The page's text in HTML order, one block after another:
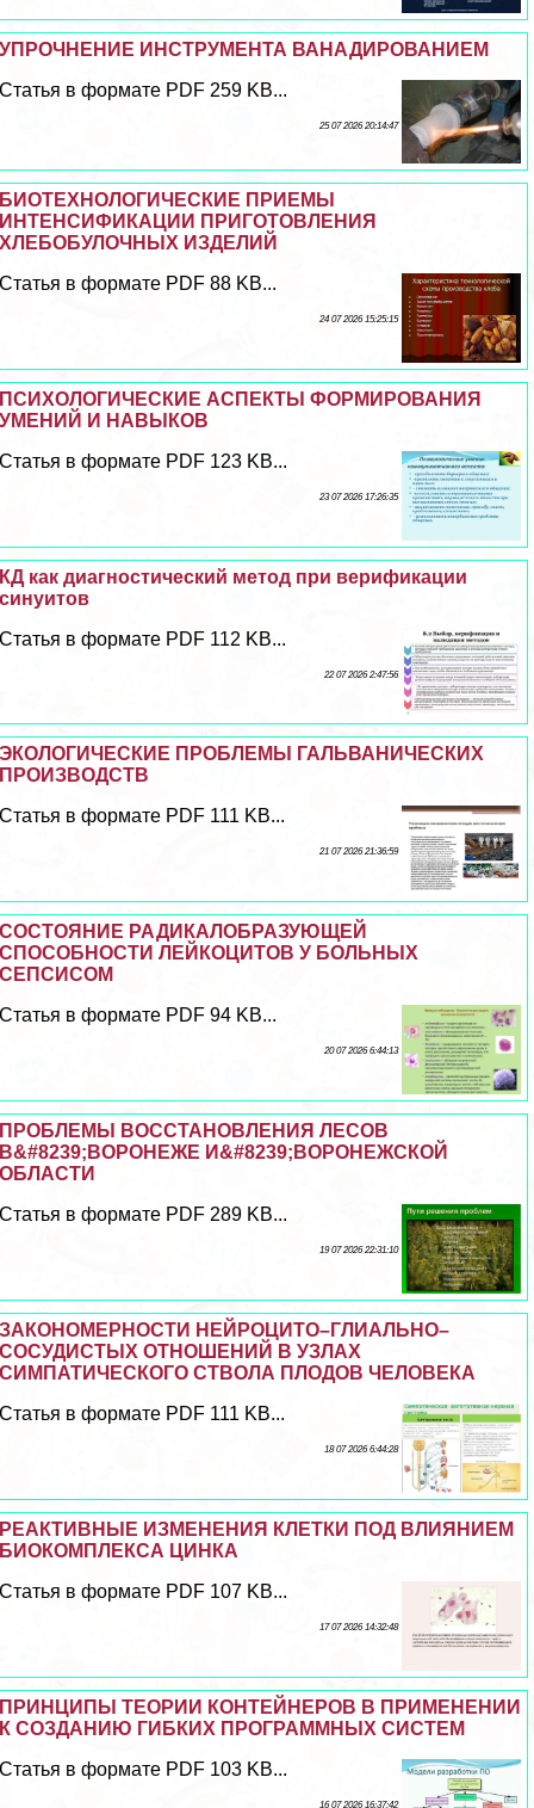
УПРОЧНЕНИЕ ИНСТРУМЕНТА ВАНАДИРОВАНИЕМ
Статья в формате PDF 259 KB...
25 07 2026 20:14:47
БИОТЕХНОЛОГИЧЕСКИЕ ПРИЕМЫ
ИНТЕНСИФИКАЦИИ ПРИГОТОВЛЕНИЯ
ХЛЕБОБУЛОЧНЫХ ИЗДЕЛИЙ
Статья в формате PDF 88 KB...
24 07 2026 15:25:15
ПСИХОЛОГИЧЕСКИЕ АСПЕКТЫ ФОРМИРОВАНИЯ
УМЕНИЙ И НАВЫКОВ
Статья в формате PDF 123 KB...
23 07 2026 17:26:35
КД как диагностический метод при верификации
синуитов
Статья в формате PDF 112 KB...
22 07 2026 2:47:56
ЭКОЛОГИЧЕСКИЕ ПРОБЛЕМЫ ГАЛЬВАНИЧЕСКИХ
ПРОИЗВОДСТВ
Статья в формате PDF 111 KB...
21 07 2026 21:36:59
СОСТОЯНИЕ РАДИКАЛОБРАЗУЮЩЕЙ
СПОСОБНОСТИ ЛЕЙКОЦИТОВ У БОЛЬНЫХ
СЕПСИСОМ
Статья в формате PDF 94 KB...
20 07 2026 6:44:13
ПРОБЛЕМЫ ВОССТАНОВЛЕНИЯ ЛЕСОВ
В&#8239;ВОРОНЕЖЕ И&#8239;ВОРОНЕЖСКОЙ
ОБЛАСТИ
Статья в формате PDF 289 KB...
19 07 2026 22:31:10
ЗАКОНОМЕРНОСТИ НЕЙРОЦИТО–ГЛИАЛЬНО–
СОСУДИСТЫХ ОТНОШЕНИЙ В УЗЛАХ
СИМПАТИЧЕСКОГО СТВОЛА ПЛОДОВ ЧЕЛОВЕКА
Статья в формате PDF 111 KB...
18 07 2026 6:44:28
РЕАКТИВНЫЕ ИЗМЕНЕНИЯ КЛЕТКИ ПОД ВЛИЯНИЕМ
БИОКОМПЛЕКСА ЦИНКА
Статья в формате PDF 107 KB...
17 07 2026 14:32:48
ПРИНЦИПЫ ТЕОРИИ КОНТЕЙНЕРОВ В ПРИМЕНЕНИИ
К СОЗДАНИЮ ГИБКИХ ПРОГРАММНЫХ СИСТЕМ
Статья в формате PDF 103 KB...
16 07 2026 16:37:42